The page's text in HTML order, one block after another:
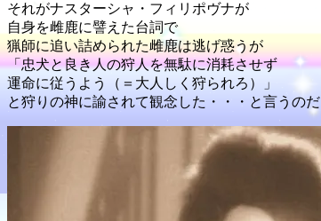
それがナスターシャ・フィリポヴナが
自身を雌鹿に譬えた台詞で
猟師に追い詰められた雌鹿は逃げ惑うが
「忠犬と良き人の狩人を無駄に消耗させず
運命に従うよう（＝大人しく狩られろ）」
と狩りの神に諭されて観念した・・・と言うのだ